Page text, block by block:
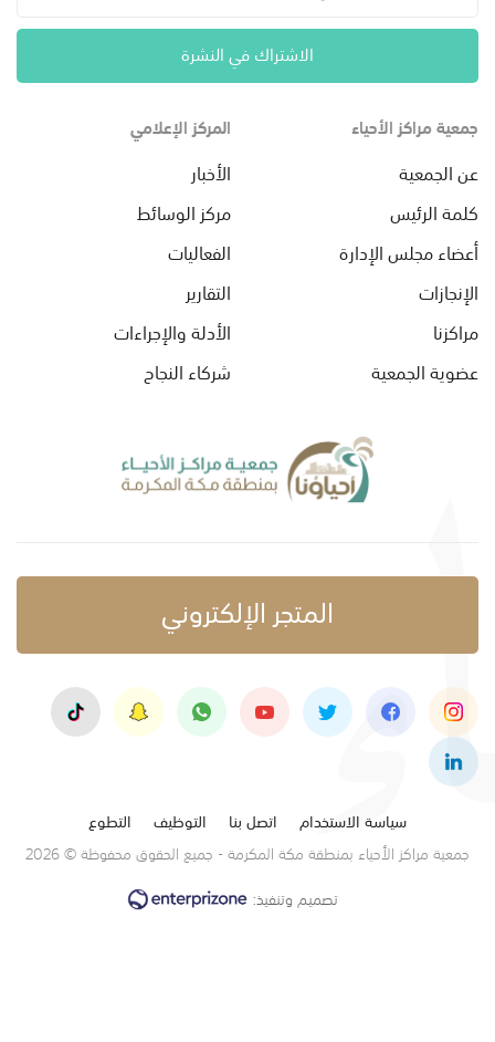
الاشتراك في النشرة
جمعية مراكز الأحياء
عن الجمعية
كلمة الرئيس
أعضاء مجلس الإدارة
الإنجازات
مراكزنا
عضوية الجمعية
المركز الإعلامي
الأخبار
مركز الوسائط
الفعاليات
التقارير
الأدلة والإجراءات
شركاء النجاح
المتجر الإلكتروني
سياسة الاستخدام اتصل بنا التوظيف
التطوع
جمعية مراكز الأحياء بمنطقة مكة المكرمة - جميع الحقوق محفوظة © 2026
تصميم وتنفيذ: